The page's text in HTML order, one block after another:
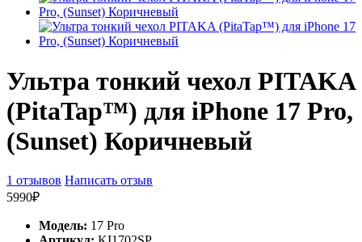
Ультра тонкий чехол PITAKA
(PitaTap™) для iPhone 17 Pro,
(Sunset) Коричневый
1 отзывов Написать отзыв
5990₽
Модель: 17 Pro